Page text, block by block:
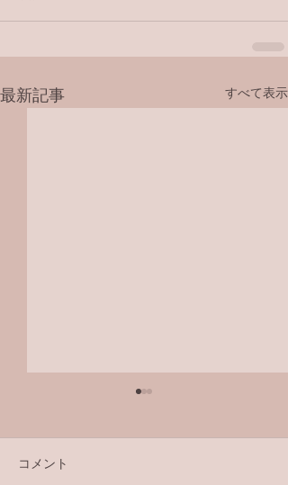
最新記事 すべて表示
ラジオ番組
コメント